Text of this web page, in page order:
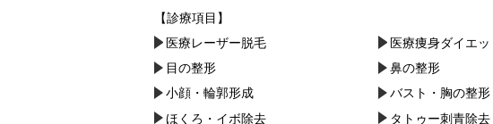
【診療項目】
医療レーザー脱毛
医療痩身ダイエッ
目の整形
鼻の整形
小顔・︎輪郭形成
バスト・胸の整形
ほくろ・イボ除去
タトゥー刺青除去